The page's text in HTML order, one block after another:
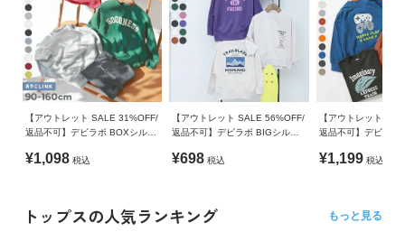
あ
る
ご
質
問
FOLLOW
伸縮性：ふつう
■スタイリング
トップスを主役にデニムやストレッチパンツなどを合わせれ
ば、通園・通学コーデに。
ゆるっとトレンド感のあるボトムスを合わせれば、お出かけコ
ーデにも着用できるアイテムです。
備考
洗濯方法
洗濯機洗い可(デリケート洗い) / 漂白剤使用不可 / 乾燥機使用
不可 / 日陰つり干し/ 洗濯ネット使用 / プリント部分アイロン
禁止
・摩擦や水、汗などで色が移ることがあります。ご注意くだ
生じる場合があります。あらかじめご了承ください。
【アウトレット SALE 31%OFF/
返品不可】デビラボ BOXシルエ
¥1,098 税込
【アウトレット SALE 56%OFF/
返品不可】デビラボ BIGシルエ
¥698 税込
【アウトレット
返品不可】デビラボ
¥1,199 税込
トップスの人気ランキング もっと見る